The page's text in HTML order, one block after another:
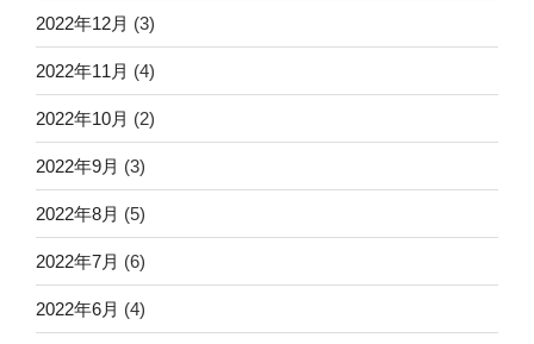
2022年12月 (3)
2022年11月 (4)
2022年10月 (2)
2022年9月 (3)
2022年8月 (5)
2022年7月 (6)
2022年6月 (4)